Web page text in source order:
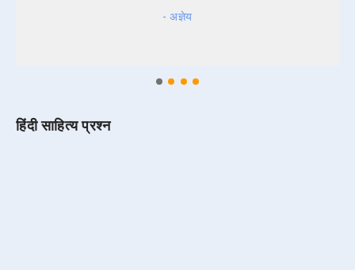
- अज्ञेय
हिंदी साहित्य प्रश्न